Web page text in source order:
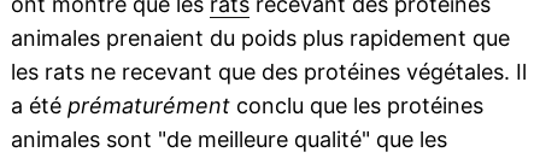
animales prenaient du poids plus rapidement que
les rats ne recevant que des protéines végétales. Il
a été prématurémentconclu que les protéines
animales sont "de meilleure qualité" que les